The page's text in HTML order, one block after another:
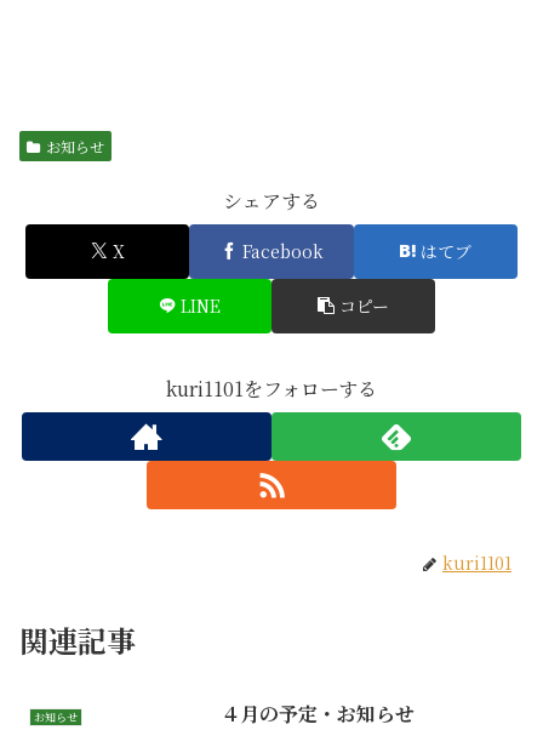
お知らせ
シェアする
X Facebook はてブ
LINE コピー
kuri1101をフォローする
kuri1101
関連記事
お知らせ ４月の予定・お知らせ